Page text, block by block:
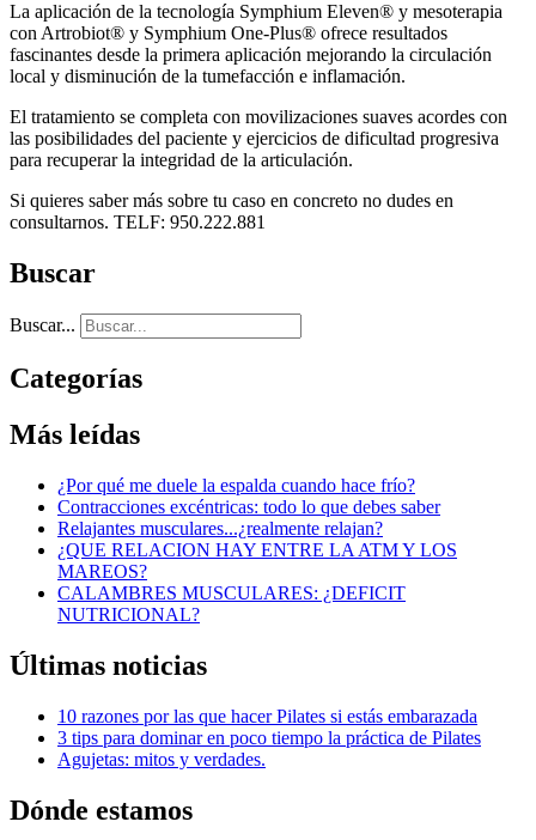
La aplicación de la tecnología Symphium Eleven® y mesoterapia
con Artrobiot® y Symphium One-Plus® ofrece resultados
fascinantes desde la primera aplicación mejorando la circulación
local y disminución de la tumefacción e inflamación.
El tratamiento se completa con movilizaciones suaves acordes con
las posibilidades del paciente y ejercicios de dificultad progresiva
para recuperar la integridad de la articulación.
Si quieres saber más sobre tu caso en concreto no dudes en
consultarnos. TELF: 950.222.881
Buscar
Buscar...
Categorías
Más leídas
¿Por qué me duele la espalda cuando hace frío?
Contracciones excéntricas: todo lo que debes saber
Relajantes musculares...¿realmente relajan?
¿QUE RELACION HAY ENTRE LA ATM Y LOS
MAREOS?
CALAMBRES MUSCULARES: ¿DEFICIT
NUTRICIONAL?
Últimas noticias
10 razones por las que hacer Pilates si estás embarazada
3 tips para dominar en poco tiempo la práctica de Pilates
Agujetas: mitos y verdades.
Dónde estamos